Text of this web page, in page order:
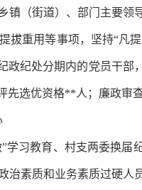
（街道）、部门主要领
重用等事项，坚持“凡
政纪处分期内的党员干部
选优资格**人；廉政审
学习教育、村支两委换届
素质和业务素质过硬人